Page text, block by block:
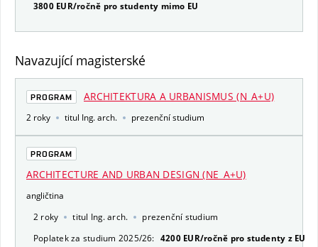
3800 EUR/ročně pro studenty mimo EU
Navazující magisterské
PROGRAM ARCHITEKTURA A URBANISMUS (N_A+U)
2 roky titul Ing. arch. prezenční studium
PROGRAM
ARCHITECTURE AND URBAN DESIGN (NE_A+U)
angličtina
2 roky
titul Ing. arch.
prezenční studium
Poplatek za studium 2025/26: 4200 EUR/ročně pro studenty z EU